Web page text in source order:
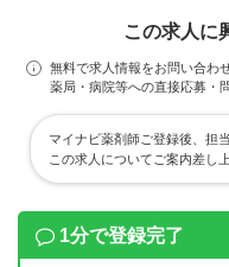
この求人に
無料で求人情報をお問い合わ
薬局・病院等への直接応募・
マイナビ薬剤師ご登録後、担
この求人についてご案内差し
1分で登録完了